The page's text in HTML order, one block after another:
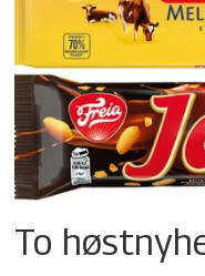
To